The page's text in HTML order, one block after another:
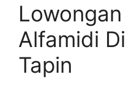
Alfamidi
Tapin